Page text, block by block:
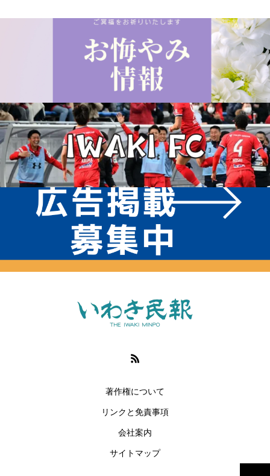
著作権について
リンクと免責事項
会社案内
サイトマップ